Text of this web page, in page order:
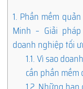
1. Phần mềm
Minh – Giải
doanh nghiệp tối
1.1.Vì sao
cần phần